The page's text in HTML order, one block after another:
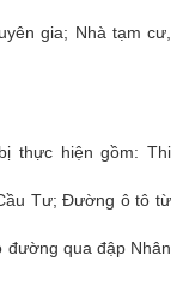
gia; Nhà tạm cư,
thực hiện gồm: Thi
Tư; Đường ô tô từ
đường qua đập Nhân